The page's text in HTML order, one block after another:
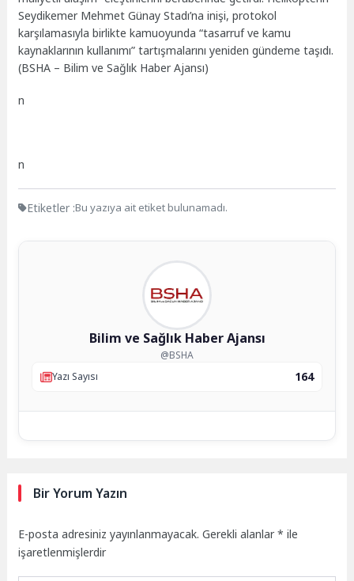
Seydikemer Mehmet Günay Stadı’na inişi, protokol
karşılamasıyla birlikte kamuoyunda “tasarruf ve kamu
kaynaklarının kullanımı” tartışmalarını yeniden gündeme taşıdı.
(BSHA – Bilim ve Sağlık Haber Ajansı)
n
n
Etiketler :Bu yazıya ait etiket bulunamadı.
Bilim ve Sağlık Haber Ajansı
@BSHA
Yazı Sayısı
164
Bir Yorum Yazın
E-posta adresiniz yayınlanmayacak. Gerekli alanlar* ile
işaretlenmişlerdir